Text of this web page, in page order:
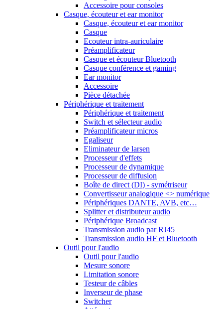
Accessoire pour consoles
Casque, écouteur et ear monitor
Casque, écouteur et ear monitor
Casque
Ecouteur intra-auriculaire
Préamplificateur
Casque et écouteur Bluetooth
Casque conférence et gaming
Ear monitor
Accessoire
Pièce détachée
Périphérique et traitement
Périphérique et traitement
Switch et sélecteur audio
Préamplificateur micros
Egaliseur
Eliminateur de larsen
Processeur d'effets
Processeur de dynamique
Processeur de diffusion
Boîte de direct (DI) - symétriseur
Convertisseur analogique <> numérique
Périphériques DANTE, AVB, etc…
Splitter et distributeur audio
Périphérique Broadcast
Transmission audio par RJ45
Transmission audio HF et Bluetooth
Outil pour l'audio
Outil pour l'audio
Mesure sonore
Limitation sonore
Testeur de câbles
Inverseur de phase
Switcher